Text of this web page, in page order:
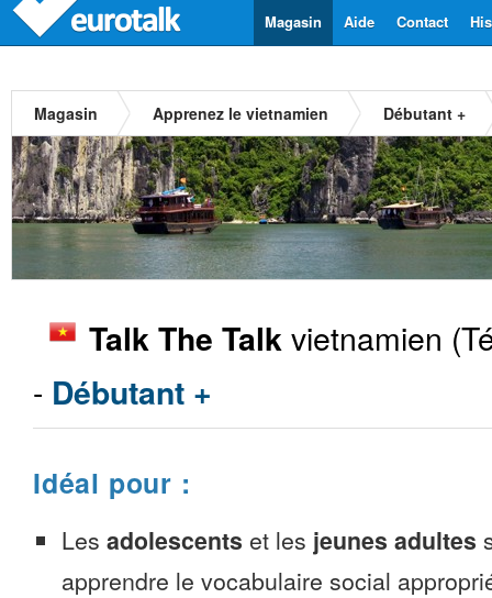
Contact
Aide
Magasin
Magasin Apprenez le vietnamien Débutant +
Talk The Talkvietnamien
- Débutant +
Idéal pour :
Les adolescents et les jeunes adultes
apprendre le vocabulaire social